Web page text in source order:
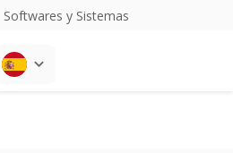
Softwares y Sistemas